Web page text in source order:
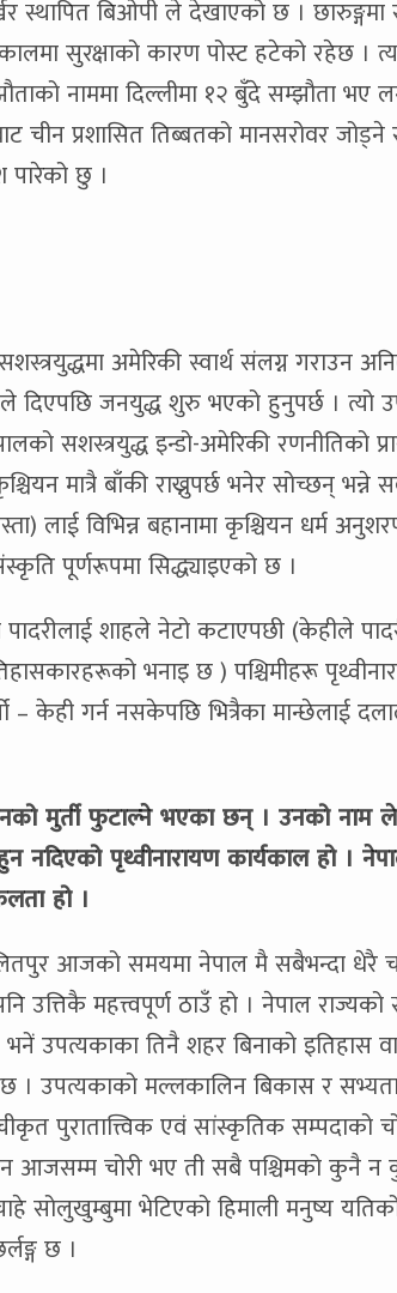
स्थापित बिओपी ले देखाएको छ । छारुङ्गमा
सुरक्षाको कारण पोस्ट हटेको रहेछ ।
नाममा दिल्लीमा १२ बुँदे सम्झौता भए
चीन प्रशासित तिब्बतको मानसरोवर जोड्ने
पारेको छु ।
अमेरिकी स्वार्थ संलग्न गराउन
दिएपछि जनयुद्ध शुरु भएको हुनुपर्छ । त्यो
सशस्त्रयुद्ध इन्डो-अमेरिकी रणनीतिको
मात्रै बाँकी राख्नुपर्छ भनेर सोच्छन्
लाई विभिन्न बहानामा कृश्चियन धर्म
पूर्णरूपमा सिद्ध्याइएको छ ।
पादरीलाई शाहले नेटो कटाएपछी (केहीले
भनाइ छ ) पश्चिमीहरू
केही गर्न नसकेपछि भित्रैका मान्छेलाई
मुर्ती फुटाल्ने भएका छन् । उनको नाम
पृथ्वीनारायण कार्यकाल हो ।
हो ।
आजको समयमा नेपाल मै सबैभन्दा धेरै
उत्तिकै महत्त्वपूर्ण ठाउँ हो । नेपाल राज्यको
उपत्यकाका तिनै शहर बिनाको इतिहास
छ । उपत्यकाको मल्लकालिन बिकास र
पुरातात्त्विक एवं सांस्कृतिक सम्पदाको
आजसम्म चोरी भए ती सबै पश्चिमको कुनै
सोलुखुम्बुमा भेटिएको हिमाली मनुष्य
छ ।